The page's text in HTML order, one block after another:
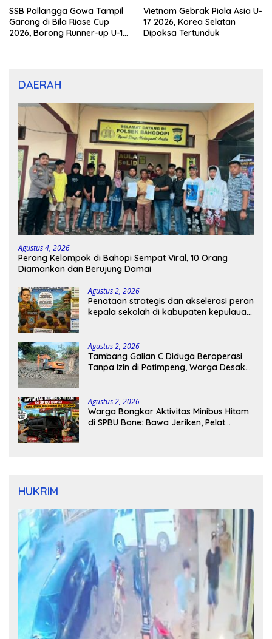
SSB Pallangga Gowa Tampil
Garang di Bila Riase Cup
2026, Borong Runner-up U-10
Vietnam Gebrak Piala Asia U-
17 2026, Korea Selatan
Dipaksa Tertunduk
DAERAH
Agustus 4, 2026
Perang Kelompok di Bahopi Sempat Viral, 10 Orang
Diamankan dan Berujung Damai
Agustus 2, 2026
Penataan strategis dan akselerasi peran
kepala sekolah di kabupaten kepulauan
Agustus 2, 2026
Tambang Galian C Diduga Beroperasi
Tanpa Izin di Patimpeng, Warga Desak
Agustus 2, 2026
Warga Bongkar Aktivitas Minibus Hitam
di SPBU Bone: Bawa Jeriken, Pelat
HUKRIM